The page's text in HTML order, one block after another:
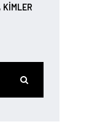
KIMLER